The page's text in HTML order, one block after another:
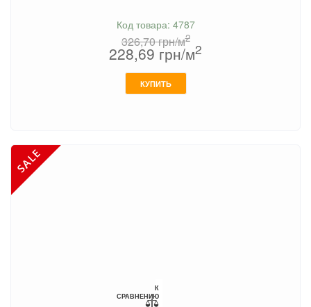
Код товара: 4787
326,70грн/м2
228,69 грн/м2
КУПИТЬ
К
СРАВНЕНИЮ